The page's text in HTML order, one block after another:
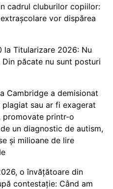
cadrul cluburilor copiilor:
vor dispărea
la Titularizare 2026: Nu
păcate nu sunt posturi
Cambridge a demisionat
sau ar fi exagerat
promovate printr-o
un diagnostic de autism,
și milioane de lire
o învățătoare din
contestație: Când am